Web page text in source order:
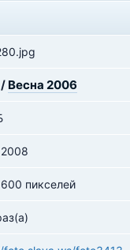
/ Весна 2006
пикселей